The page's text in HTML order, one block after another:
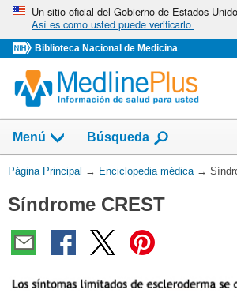
Omita
vaya
al
Contenido
Un sitio oficial del Gobierno de Estados
Así es como usted puede verificarlo
Biblioteca Nacional de Medicina
Menú Búsqueda
Usted
aquí:
Página Principal → Enciclopedia médica →
Síndrome CREST